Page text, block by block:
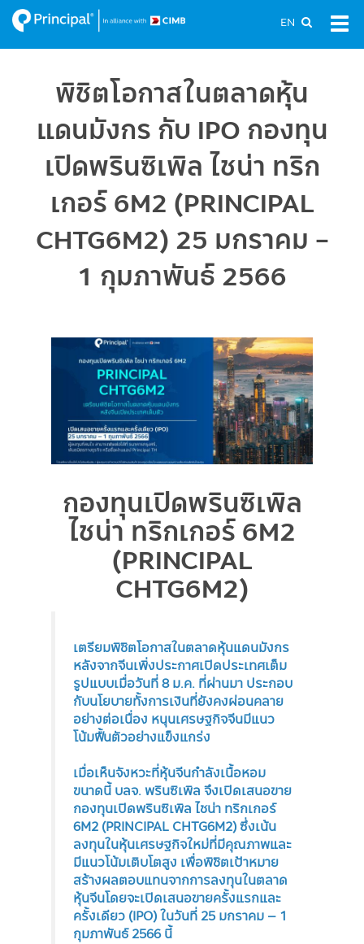
Skip
to
main
EN
พิชิตโอกาสในตลาดหุ้น
แดนมังกร กับ IPO กองทุน
เปิดพรินซิเพิล ไชน่า ทริก
เกอร์ 6M2 (PRINCIPAL
CHTG6M2) 25 มกราคม -
1 กุมภาพันธ์ 2566
กองทุนเปิดพรินซิเพิล
ไชน่า ทริกเกอร์ 6M2
(PRINCIPAL
CHTG6M2)
เตรียมพิชิตโอกาสในตลาดหุ้นแดนมังกร
หลังจากจีนเพิ่งประกาศเปิดประเทศเต็ม
รูปแบบเมื่อวันที่ 8 ม.ค. ที่ผ่านมา ประกอบ
กับนโยบายทั้งการเงินที่ยังคงผ่อนคลาย
อย่างต่อเนื่อง หนุนเศรษฐกิจจีนมีแนว
โน้มฟื้นตัวอย่างแข็งแกร่ง
เมื่อเห็นจังหวะที่หุ้นจีนกำลังเนื้อหอม
ขนาดนี้ บลจ. พรินซิเพิล จึงเปิดเสนอขาย
กองทุนเปิดพรินซิเพิล ไชน่า ทริกเกอร์
6M2 (PRINCIPAL CHTG6M2) ซึ่งเน้น
ลงทุนในหุ้นเศรษฐกิจใหม่ที่มีคุณภาพและ
มีแนวโน้มเติบโตสูง เพื่อพิชิตเป้าหมาย
สร้างผลตอบแทนจากการลงทุนในตลาด
หุ้นจีนโดยจะเปิดเสนอขายครั้งแรกและ
ครั้งเดียว (IPO) ในวันที่ 25 มกราคม – 1
กุมภาพันธ์ 2566 นี้